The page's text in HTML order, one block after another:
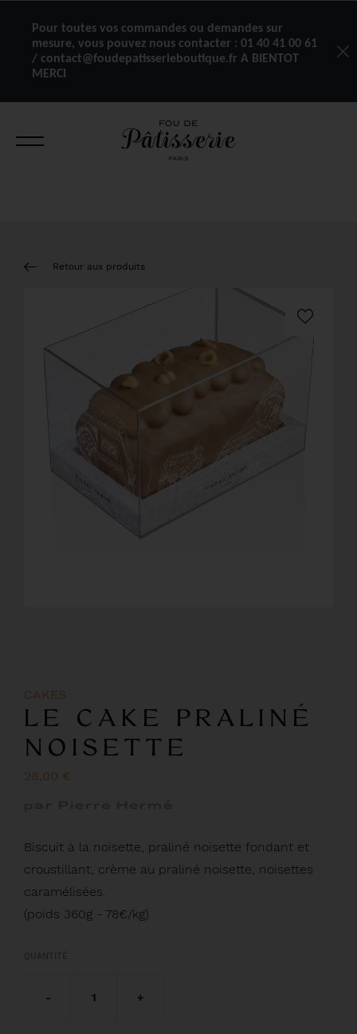
Pour toutes vos commandes ou demandes sur
mesure, vous pouvez nous contacter : 01 40 41 00 61
/ contact@foudepatisserieboutique.fr A BIENTOT
MERCI
Retour aux produits
CAKES
LE CAKE PRALINÉ
NOISETTE
28,00 €
Biscuit à la noisette, praliné noisette fondant et
croustillant, crème au praliné noisette, noisettes
caramélisées.
(poids 360g - 78€/kg)
- 1 +